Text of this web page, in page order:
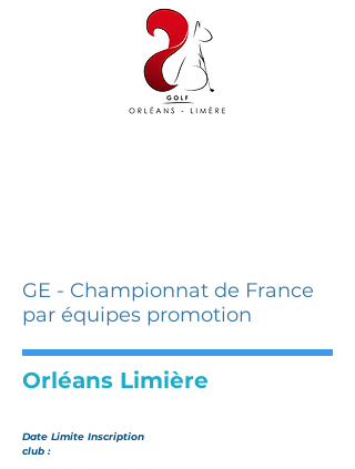
GE - Championnat de France
par équipes promotion
Orléans Limière
Date Limite Inscription
club :